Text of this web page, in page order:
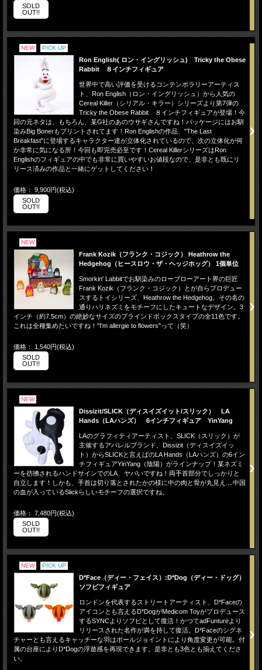
SOLD
OUT!!
NEW PICK UP
Ron English( ロン・イングリッシュ) Tricky the Obese
Rabbit ８インチフィギュア
世界中で高い評価を受けるコンテンポラリーアーティス
ト、Ron English（ロン・イングリッシュ）から人気の
Cereal Killer（シリアル・キラー）シリーズより第7弾の
Tricky the Obese Rabbit ８インチフィギュアが登場！今
回の元ネタは、もちろん、某G社のあのウサギさんですね！パッケージにはお馴
染みBig Bonerもプリントされてます！Ron Englishの作品、"The Last
Breakfast"に登場するキャラクター達が立体化されているので、次の立体化が何
か非常に気になる所！今回も即完売必至です！Cereal KillerシリーズはRon
Englishのフィギュアの中でも非常に買いやすいお値段なので、是非とも既にリ
リース済みの作品と一緒にゲットしてください！
価格： 9,900円(税込)
SOLD
OUT!!
NEW
Frank Kozik（フランク・コジック） Heathrow the
Hedgehog（ヒースロウ・ザ・ヘッジホッグ） 1個単位
Smorkin' Labbitでお馴染みのローブローアート界の巨匠
Frank Kozik（フランク・コジック）とが自らプロデュー
スするトイシリーズ、Heathrow the Hedgehog。その名の
通りハリネズミをモチーフにしたキュートなデザイン。3
インチ（約7.5cm）の絶妙なサイズのブラインドボックスタイプの全11色です。
これは全種集めたいですね！"I'm allergie to flowers"って（笑）
価格： 1,540円(税込)
SOLD
OUT!!
NEW
Dissizit/SLICK（ディスイズイット/スリック） LA
Hands（LAハンズ） 6インチフィギュア YinYang
LAのグラフィティアーティスト、SLICK（スリック）が
主催するアパレルブランド、Dissizit（ディスイズイッ
ト）からSLICKと言えばのLA Hands（LAハンズ）の6イン
チフィギュアYinYang（陰陽）がラインナップ！某ネズミ
ーを彷彿されるハンドサインでのLA、ヤバいですね！両手首部分でしっかりと
自立します！しかも、手首は切り落とされたかの様に中の肉と骨が丸見え....中国
の血が入っているSlickらしいモチーフの選択ですね。
価格： 7,480円(税込)
SOLD
OUT!!
NEW PICK UP
D*Face（ディー・フェイス）:D*Dog（ディー・ドッグ）
ソフビフィギュア
ロンドンを代表するストリートアーティスト、D*Faceの
アイコンとも言えるD*DogがMedicom Toyがプロデュース
するSYNCよりソフビとして復活！かつてadFuntureより
リリースされた名作が満を持して復活。D*Faceのシグネ
チャーとも言えるキャッチーな羽はボールジョイントにより角度変更が可能。付
属の台座によりD*Dogの浮遊感を再現できます。是非とも3色とも揃えてくださ
い。